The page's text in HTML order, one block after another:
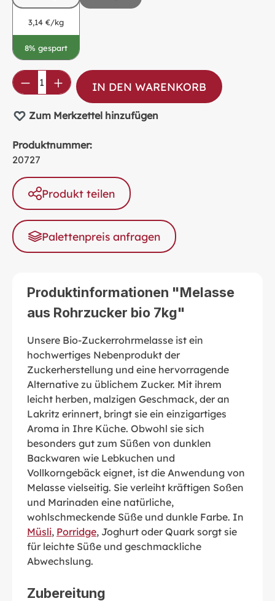
3,14 €/kg
8% gespart
Produkt Anzahl: Gib den gewünschten
IN DEN WARENKORB
Zum Merkzettel hinzufügen
Produktnummer:
20727
Produkt teilen
Palettenpreis anfragen
Produktinformationen "Melasse
aus Rohrzucker bio 7kg"
Unsere Bio-Zuckerrohrmelasse ist ein
hochwertiges Nebenprodukt der
Zuckerherstellung und eine hervorragende
Alternative zu üblichem Zucker. Mit ihrem
leicht herben, malzigen Geschmack, der an
Lakritz erinnert, bringt sie ein einzigartiges
Aroma in Ihre Küche. Obwohl sie sich
besonders gut zum Süßen von dunklen
Backwaren wie Lebkuchen und
Vollkorngebäck eignet, ist die Anwendung von
Melasse vielseitig. Sie verleiht kräftigen Soßen
und Marinaden eine natürliche,
wohlschmeckende Süße und dunkle Farbe. In
Müsli, Porridge, Joghurt oder Quark sorgt sie
für leichte Süße und geschmackliche
Abwechslung.
Zubereitung